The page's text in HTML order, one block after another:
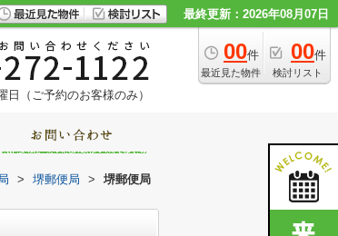
最終更新：2026年08月07日
00件
最近見た物件
00件
検討リスト
日（ご予約のお客様のみ）
> 堺郵便局 >
堺郵便局